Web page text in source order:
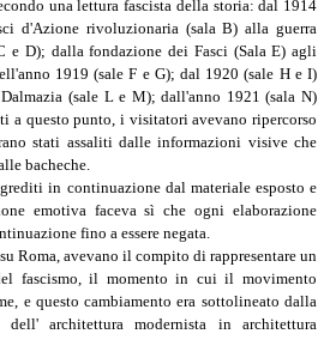
una lettura fascista della storia: dal 1914
d'Azione rivoluzionaria (sala B) alla guerra
e D); dalla fondazione dei Fasci (Sala E) agli
1919 (sale F e G); dal 1920 (sale H e I)
(sale L e M); dall'anno 1921 (sala N)
a questo punto, i visitatori avevano ripercorso
stati assaliti dalle informazioni visive che
bacheche.
in continuazione dal materiale esposto e
emotiva faceva sì che ogni elaborazione
fino a essere negata.
Roma, avevano il compito di rappresentare un
fascismo, il momento in cui il movimento
e questo cambiamento era sottolineato dalla
dell' architettura modernista in architettura